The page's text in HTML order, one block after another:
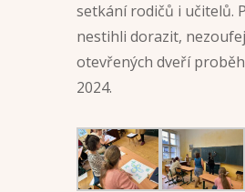
setkání rodičů i učitelů.
nestihli dorazit,
otevřených dveří
2024.